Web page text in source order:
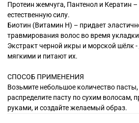
Протеин жемчуга, Пантенол и Кератин
естественную силу.
Биотин (Витамин Н) – придает
травмирования волос во время
Экстракт черной икры и морской шёлк
мягкими и питают их.
СПОСОБ ПРИМЕНЕНИЯ
Возьмите небольшое количество
распределите пасту по сухим волосам,
руками, и создайте желаемый образ.